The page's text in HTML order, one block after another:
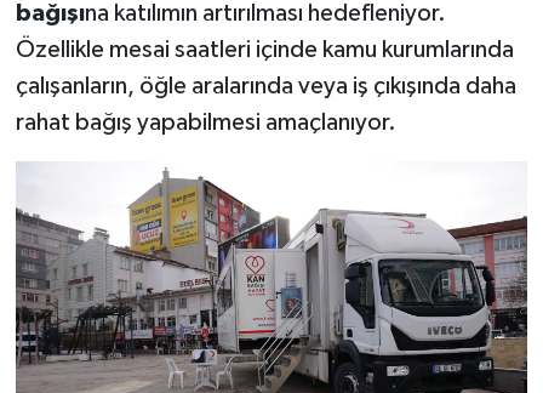
bağışına katılımın artırılması hedefleniyor.
Özellikle mesai saatleri içinde kamu kurumlarında
çalışanların, öğle aralarında veya iş çıkışında daha
rahat bağış yapabilmesi amaçlanıyor.